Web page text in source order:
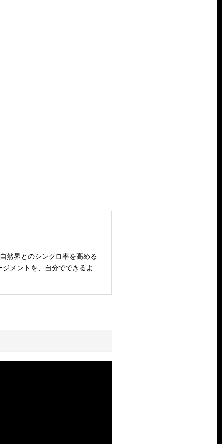
然界とのシンクロ率を高める
メントを、自分でできるよう